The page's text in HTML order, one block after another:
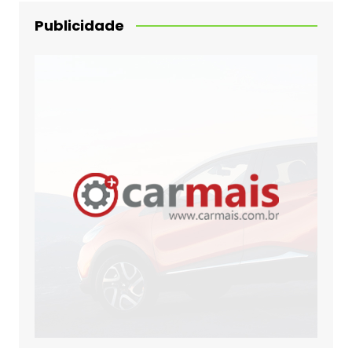
Publicidade